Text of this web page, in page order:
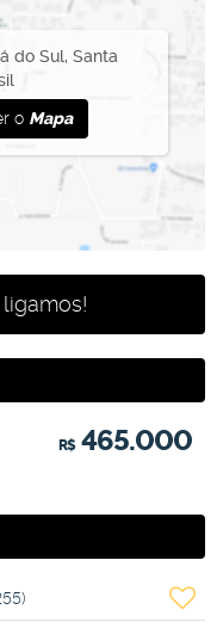
do Sul, Santa
o Mapa
R$465.000